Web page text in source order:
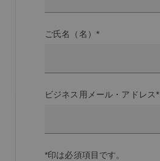
ご氏名（名）*
ビジネス用メール・アドレス*
*印は必須項目です。